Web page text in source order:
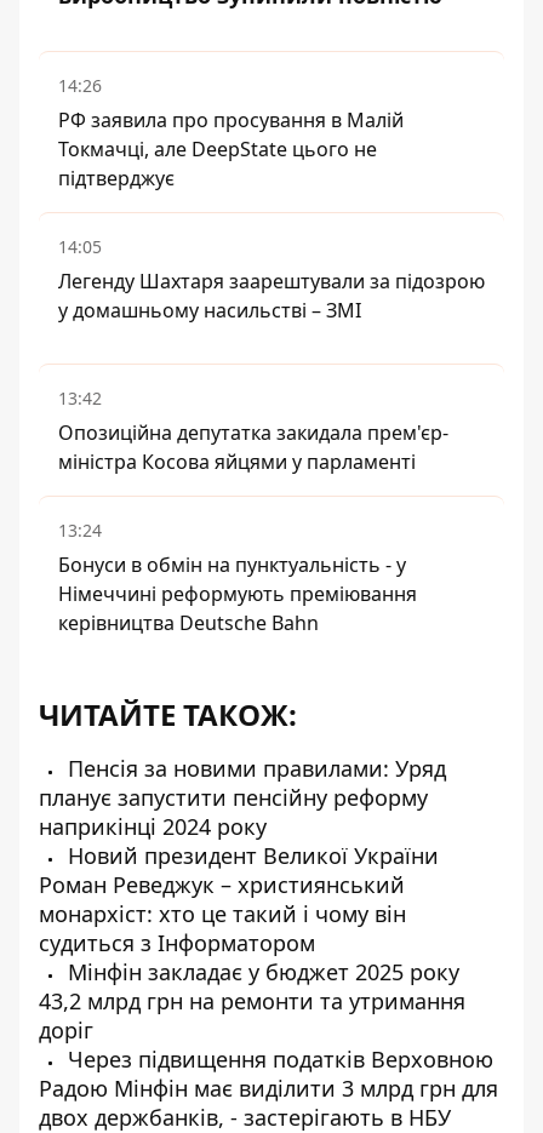
14:26
РФ заявила про просування в Малій
Токмачці, але DeepState цього не
підтверджує
14:05
Легенду Шахтаря заарештували за підозрою
у домашньому насильстві – ЗМІ
13:42
Опозиційна депутатка закидала прем'єр-
міністра Косова яйцями у парламенті
13:24
Бонуси в обмін на пунктуальність - у
Німеччині реформують преміювання
керівництва Deutsche Bahn
ЧИТАЙТЕ ТАКОЖ:
Пенсія за новими правилами: Уряд
планує запустити пенсійну реформу
наприкінці 2024 року
Новий президент Великої України
Роман Реведжук – християнський
монархіст: хто це такий і чому він
судиться з Інформатором
Мінфін закладає у бюджет 2025 року
43,2 млрд грн на ремонти та утримання
доріг
Через підвищення податків Верховною
Радою Мінфін має виділити 3 млрд грн для
двох держбанків, - застерігають в НБУ